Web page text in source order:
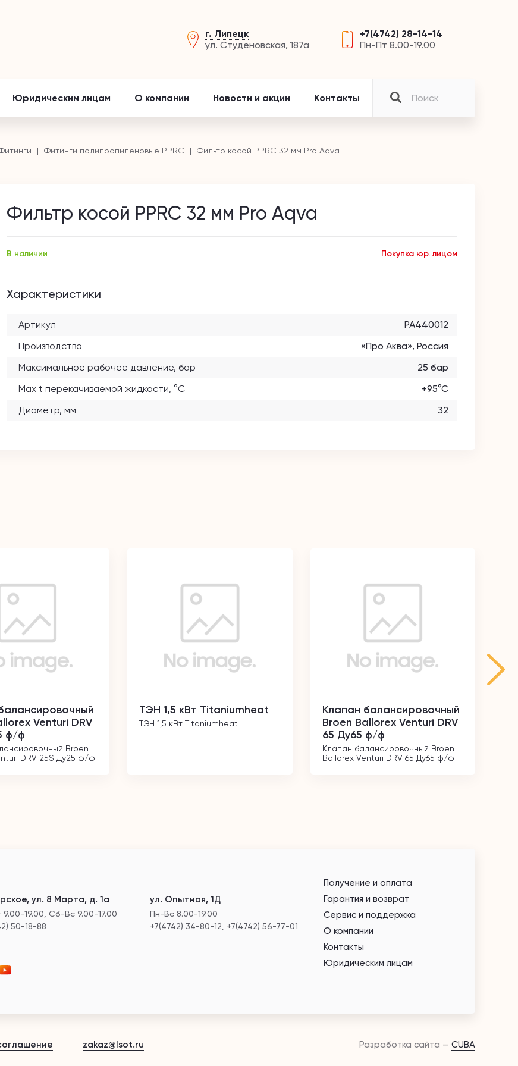
г. Липецк
ул. Студеновская, 187а
+7(4742) 28-14-14
Пн-Пт 8.00-19.00
Юридическим лицам О компании Новости и акции Контакты
Фитинги полипропиленовые PPRC Фильтр косой PPRC 32 мм Pro Aqva
Фильтр косой PPRC 32 мм Pro Aqva
В наличии Покупка юр. лицом
Характеристики
Артикул
PA440012
Производство
«Про Аква», Россия
Максимальное рабочее давление, бар
25 бар
Max t перекачиваемой жидкости, °C
+95°С
Диаметр, мм
32
Venturi DRV
ф/ф
Broen
DRV 25S Ду25 ф/ф
ТЭН 1,5 кВт Titaniumheat
ТЭН 1,5 кВт Titaniumheat
Клапан балансировочный
Broen Ballorex Venturi DRV
65 Ду65 ф/ф
Клапан балансировочный Broen
Ballorex Venturi DRV 65 Ду65 ф/ф
ул. 8 Марта, д. 1а
19.00, Сб-Вс 9.00-17.00
50-18-88
ул. Опытная, 1Д
Пн-Вс 8.00-19.00
+7(4742) 34-80-12, +7(4742) 56-77-01
Получение и оплата
Гарантия и возврат
Сервис и поддержка
О компании
Контакты
Юридическим лицам
zakaz@lsot.ru Разработка сайта — CUBA